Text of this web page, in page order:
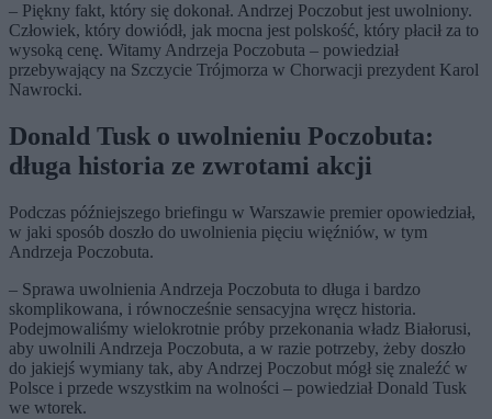
– Piękny fakt, który się dokonał. Andrzej Poczobut jest uwolniony.
Człowiek, który dowiódł, jak mocna jest polskość, który płacił za to
wysoką cenę. Witamy Andrzeja Poczobuta – powiedział
przebywający na Szczycie Trójmorza w Chorwacji prezydent Karol
Nawrocki.
Donald Tusk o uwolnieniu Poczobuta:
długa historia ze zwrotami akcji
Podczas późniejszego briefingu w Warszawie premier opowiedział,
w jaki sposób doszło do uwolnienia pięciu więźniów, w tym
Andrzeja Poczobuta.
– Sprawa uwolnienia Andrzeja Poczobuta to długa i bardzo
skomplikowana, i równocześnie sensacyjna wręcz historia.
Podejmowaliśmy wielokrotnie próby przekonania władz Białorusi,
aby uwolnili Andrzeja Poczobuta, a w razie potrzeby, żeby doszło
do jakiejś wymiany tak, aby Andrzej Poczobut mógł się znaleźć w
Polsce i przede wszystkim na wolności – powiedział Donald Tusk
we wtorek.